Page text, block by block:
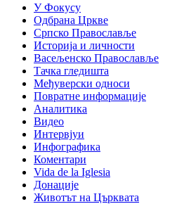
У Фокусу
Одбрана Цркве
Српско Православље
Историја и личности
Васељенско Православље
Тачка гледишта
Међуверски односи
Повратне информације
Аналитика
Видео
Интервјуи
Инфографика
Коментари
Vida de la Iglesia
Донације
Животът на Църквата